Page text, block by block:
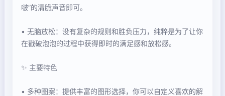
啵”的清脆声音即可。
• 无脑放松：没有复杂的规则和胜负压力，纯粹是为了让你
在戳破泡泡的过程中获得即时的满足感和放松感。
✨ 主要特色
• 多种图案：提供丰富的图形选择，你可以自定义喜欢的解